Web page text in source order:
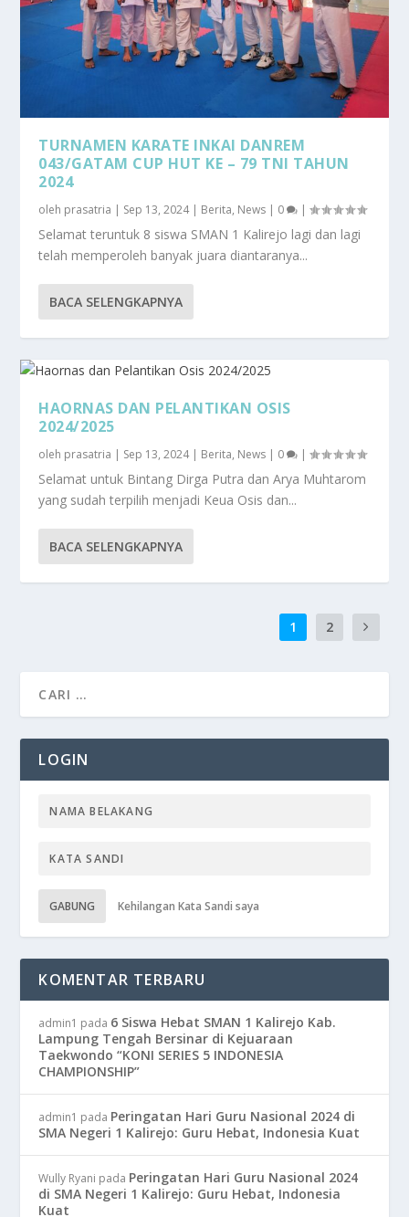
TURNAMEN KARATE INKAI DANREM
043/GATAM CUP HUT KE – 79 TNI TAHUN
2024
oleh prasatria Sep 13, 2024| Berita, News 0 |
Selamat teruntuk 8 siswa SMAN 1 Kalirejo lagi dan lagi
telah memperoleh banyak juara diantaranya...
BACA SELENGKAPNYA
HAORNAS DAN PELANTIKAN OSIS
2024/2025
oleh prasatria Sep 13, 2024| Berita, News 0 |
Selamat untuk Bintang Dirga Putra dan Arya Muhtarom
yang sudah terpilih menjadi Keua Osis dan...
BACA SELENGKAPNYA
1 2
LOGIN
GABUNG Kehilangan Kata Sandi saya
KOMENTAR TERBARU
admin1 pada 6 Siswa Hebat SMAN 1 Kalirejo Kab.
Lampung Tengah Bersinar di Kejuaraan
Taekwondo “KONI SERIES 5 INDONESIA
CHAMPIONSHIP”
admin1 pada Peringatan Hari Guru Nasional 2024 di
SMA Negeri 1 Kalirejo: Guru Hebat, Indonesia Kuat
Wully Ryani pada Peringatan Hari Guru Nasional 2024
di SMA Negeri 1 Kalirejo: Guru Hebat, Indonesia
Kuat